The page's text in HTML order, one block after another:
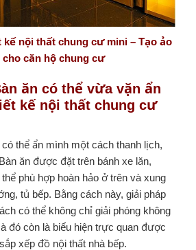
kế nội thất chung cư mini – Tạo ảo
cho căn hộ chung cư
ăn có thể vừa vặn ẩn
kế nội thất chung cư
thể ẩn mình một cách thanh lịch,
ăn được đặt trên bánh xe lăn,
phù hợp hoàn hảo ở trên và xung
tủ bếp. Bằng cách này, giải pháp
có thể không chỉ giải phóng không
đó còn là biểu hiện trực quan được
xếp đồ nội thất nhà bếp.